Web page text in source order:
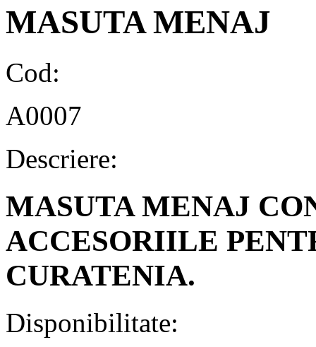
MASUTA MENAJ
Cod:
A0007
Descriere:
MASUTA MENAJ
ACCESORIILE
CURATENIA.
Disponibilitate: